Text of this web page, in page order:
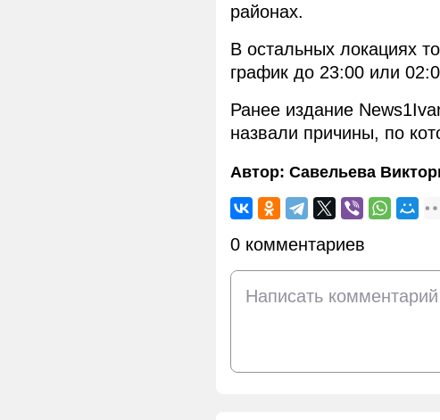
районах.
В остальных локациях
график до 23:00 или
Ранее издание
назвали причины, по
Автор: Савельева
0 комментариев